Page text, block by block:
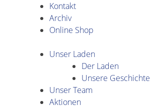
Kontakt
Archiv
Online Shop
Unser Laden
Der Laden
Unsere Geschichte
Unser Team
Aktionen